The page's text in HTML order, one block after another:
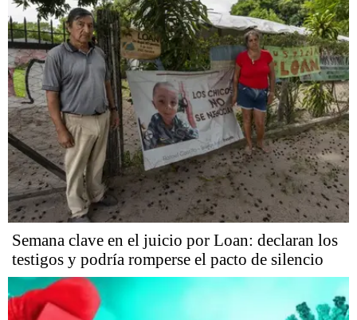
Semana clave en el juicio por Loan: declaran los
testigos y podría romperse el pacto de silencio